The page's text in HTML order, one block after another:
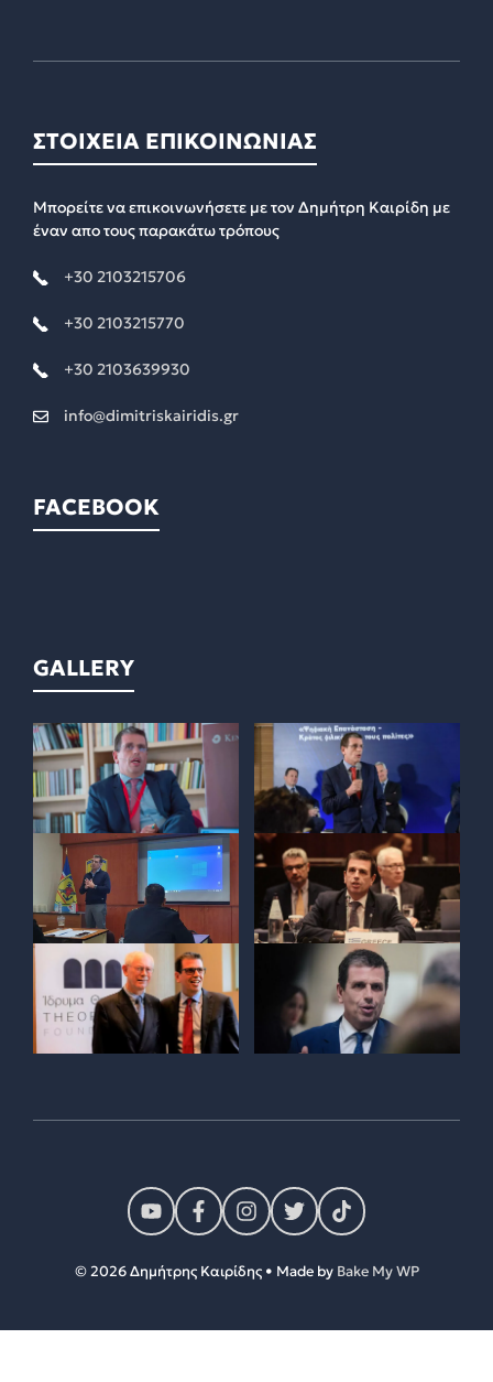
ΣΤΟΙΧΕΙΑ ΕΠΙΚΟΙΝΩΝΙΑΣ
Μπορείτε να επικοινωνήσετε με τον Δημήτρη Καιρίδη με
έναν απο τους παρακάτω τρόπους
+30 2103215706
+30 2103215770
+30 2103639930
info@dimitriskairidis.gr
FACEBOOK
GALLERY
© 2026 Δημήτρης Καιρίδης • Made by Bake My WP